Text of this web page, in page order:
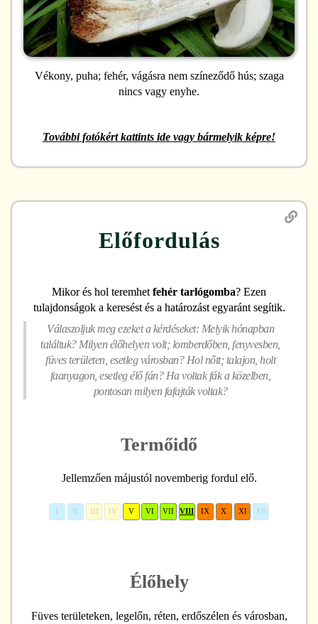
Vékony, puha; fehér, vágásra nem színeződő hús; szaga
nincs vagy enyhe.
További fotókért kattints ide vagy bármelyik képre!
Előfordulás
Mikor és hol teremhet fehér tarlógomba? Ezen
tulajdonságok a keresést és a határozást egyaránt segítik.
Válaszoljuk meg ezeket a kérdéseket: Melyik hónapban
találtuk? Milyen élőhelyen volt; lomberdőben, fenyvesben,
füves területen, esetleg városban? Hol nőtt; talajon, holt
faanyagon, esetleg élő fán? Ha voltak fák a közelben,
pontosan milyen fafajták voltak?
Termőidő
Jellemzően májustól novemberig fordul elő.
IV V VI VII VIII IX X XI XII
Élőhely
Füves területeken, legelőn, réten, erdőszélen és városban,